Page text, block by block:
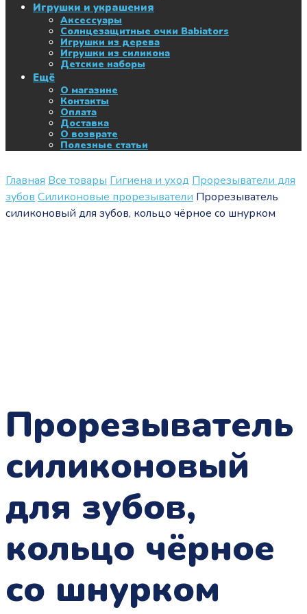
Игрушки и украшения
Аксессуары
Солнцезащитные очки Babiators
Игрушки из дерева
Игрушки из силикона
Детские наборы
Ещё
О магазине
Контакты
Оплата
Доставка
О возврате
Полезные статьи
Главная Все товары Гигиена и уход Прорезыватели для
зубов Силиконовые прорезыватели Прорезыватель
силиконовый для зубов, кольцо чёрное со шнурком
Прорезыватель
силиконовый
для зубов,
кольцо чёрное
со шнурком